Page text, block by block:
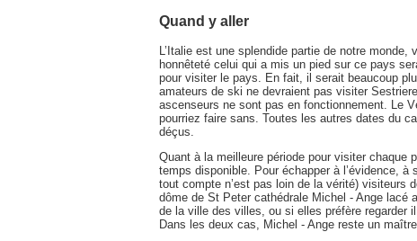
Quand y aller
L’Italie est une splendide partie de notre
honnêteté celui qui a mis un pied sur ce pays
pour visiter le pays. En fait, il serait beaucoup
amateurs de ski ne devraient pas visiter
ascenseurs ne sont pas en fonctionnement. Le
pourriez faire sans. Toutes les autres dates du
déçus.
Quant à la meilleure période pour visiter chaque
temps disponible. Pour échapper à l’évidence,
tout compte n’est pas loin de la vérité) visiteurs
dôme de St Peter cathédrale Michel - Ange lacé
de la ville des villes, ou si elles préfère regarder
Dans les deux cas, Michel - Ange reste un maître.